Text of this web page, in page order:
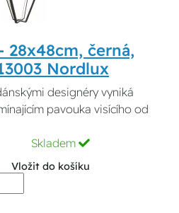
černá,
Nordlux
designéry vyniká
pavouka visícího od
Skladem
Vložit do košíku